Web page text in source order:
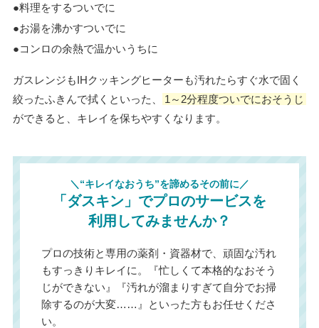
●料理をするついでに
●お湯を沸かすついでに
●コンロの余熱で温かいうちに
ガスレンジもIHクッキングヒーターも汚れたらすぐ水で固く
絞ったふきんで拭くといった、
1～2分程度ついでにおそうじ
ができると、キレイを保ちやすくなります。
＼“キレイなおうち”を諦めるその前に／
「ダスキン」でプロのサービスを
利用してみませんか？
プロの技術と専用の薬剤・資器材で、頑固な汚れ
もすっきりキレイに。『忙しくて本格的なおそう
じができない』『汚れが溜まりすぎて自分でお掃
除するのが大変……』といった方もお任せくださ
い。